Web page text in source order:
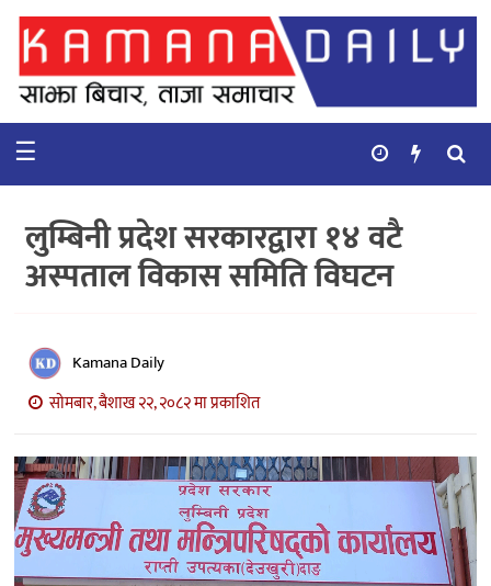
गृहपृष्ठ
समाचार
कुटनिती
कुराकानी
बाणिज्य
भिडियो
सिफारिस
☰
लुम्बिनी प्रदेश सरकारद्वारा १४ वटै
अस्पताल विकास समिति विघटन
Kamana Daily
सोमबार, बैशाख २२, २०८२ मा प्रकाशित